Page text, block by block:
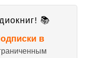
📚
в